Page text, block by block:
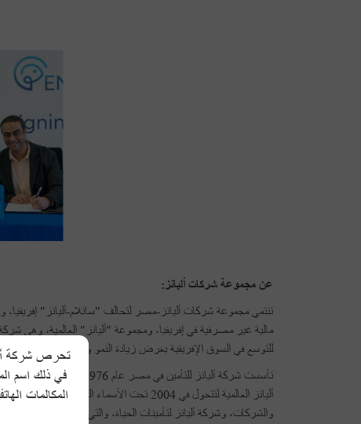
عن مجموعة شركات أليانز:
تنتمي مجموعة شركات أليانز-مصر لتحالف "سانلام-أليانز"
مالية غير مصرفية في إفريقيا، ومجموعة "أليانز" العالمية، وهي
للتوسع في السوق الإفريقية بغرض زيادة النمو وتعظيم قيمة الخدمات
أليانز العالمية لتتحول في 2004 تحت الأسماء
تحرص شركة
في ذلك اسم
المكالمات